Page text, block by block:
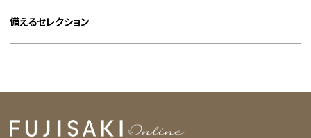
備えるセレクション